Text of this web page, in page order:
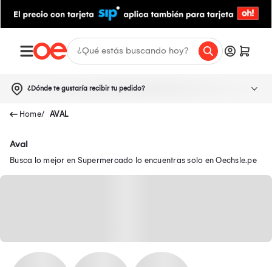
¿Dónde te gustaría recibir tu pedido?
AVAL
Aval
Busca lo mejor en Supermercado lo encuentras solo en Oechsle.pe